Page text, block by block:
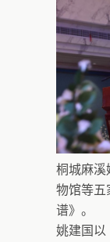
桐城麻溪
物馆等五
谱》。
姚建国以